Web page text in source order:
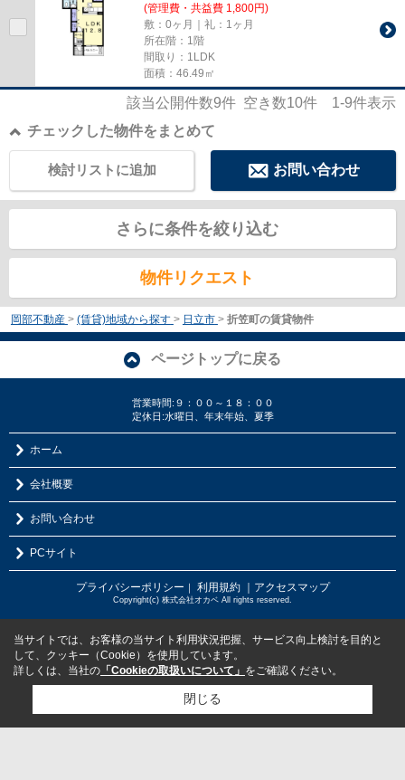
(管理費・共益費 1,800円)
敷：0ヶ月｜礼：1ヶ月
所在階：1階
間取り：1LDK
面積：46.49㎡
該当公開件数9件 空き数10件 1-9件表示
チェックした物件をまとめて
お問い合わせ
検討リストに追加
さらに条件を絞り込む
物件リクエスト
岡部不動産 > (賃貸)地域から探す > 日立市 > 折笠町の賃貸物件
ページトップに戻る
営業時間:９：００～１８：００
定休日:水曜日、年末年始、夏季
ホーム
会社概要
お問い合わせ
PCサイト
プライバシーポリシー 利用規約 ｜アクセスマップ
Copyright(c) 株式会社オカベ All rights reserved.
当サイトでは、お客様の当サイト利用状況把握、サービス向上検討を目的と
して、クッキー（Cookie）を使用しています。
詳しくは、当社の 「Cookieの取扱いについて」 をご確認ください。
閉じる